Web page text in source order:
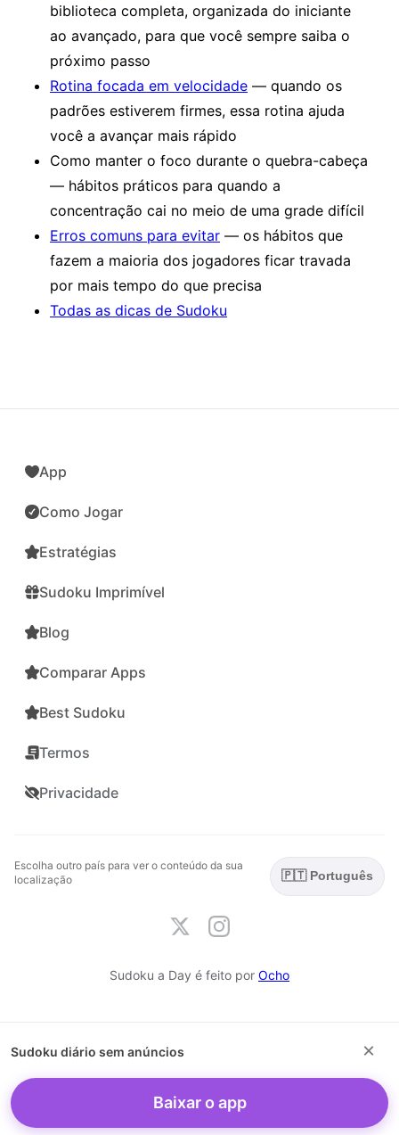
biblioteca completa, organizada do iniciante
ao avançado, para que você sempre saiba o
próximo passo
Rotina focada em velocidade — quando os
padrões estiverem firmes, essa rotina ajuda
você a avançar mais rápido
Como manter o foco durante o quebra-cabeça
— hábitos práticos para quando a
concentração cai no meio de uma grade difícil
Erros comuns para evitar — os hábitos que
fazem a maioria dos jogadores ficar travada
por mais tempo do que precisa
Todas as dicas de Sudoku
App
Como Jogar
Estratégias
Sudoku Imprimível
Blog
Comparar Apps
Best Sudoku
Termos
Privacidade
Escolha outro país para ver o conteúdo da sua
localização
🇵🇹 Português
Sudoku a Day é feito por Ocho
Sudoku diário sem anúncios
Baixar o app
×